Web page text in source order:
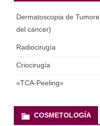
Dermatoscopia de
del cáncer)
Radiocirugía
Criocirugía
«ТСА-Peeling»
COSMETOLOGÍA